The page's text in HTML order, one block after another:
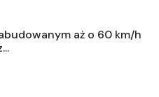
aż o 60 km/h